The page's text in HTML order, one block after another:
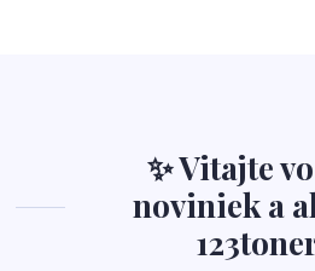
✨ Vitajte
noviniek a